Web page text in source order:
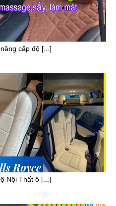
cấp độ [...]
Nội Thất ô [...]